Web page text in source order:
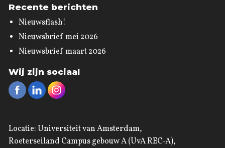
Recente berichten
Nieuwsflash!
Nieuwsbrief mei 2026
Nieuwsbrief maart 2026
Wij zijn sociaal
Locatie: Universiteit van Amsterdam,
Roeterseiland Campus gebouw A (UvA REC-A),